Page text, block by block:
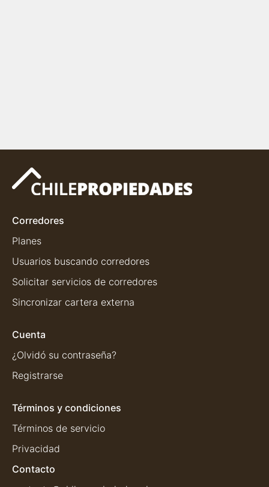
Corredores
Planes
Usuarios buscando corredores
Solicitar servicios de corredores
Sincronizar cartera externa
Cuenta
¿Olvidó su contraseña?
Registrarse
Términos y condiciones
Términos de servicio
Privacidad
Contacto